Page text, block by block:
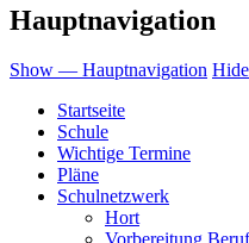
Hauptnavigation
Show — Hauptnavigation
Startseite
Schule
Wichtige Termine
Pläne
Schulnetzwerk
Hort